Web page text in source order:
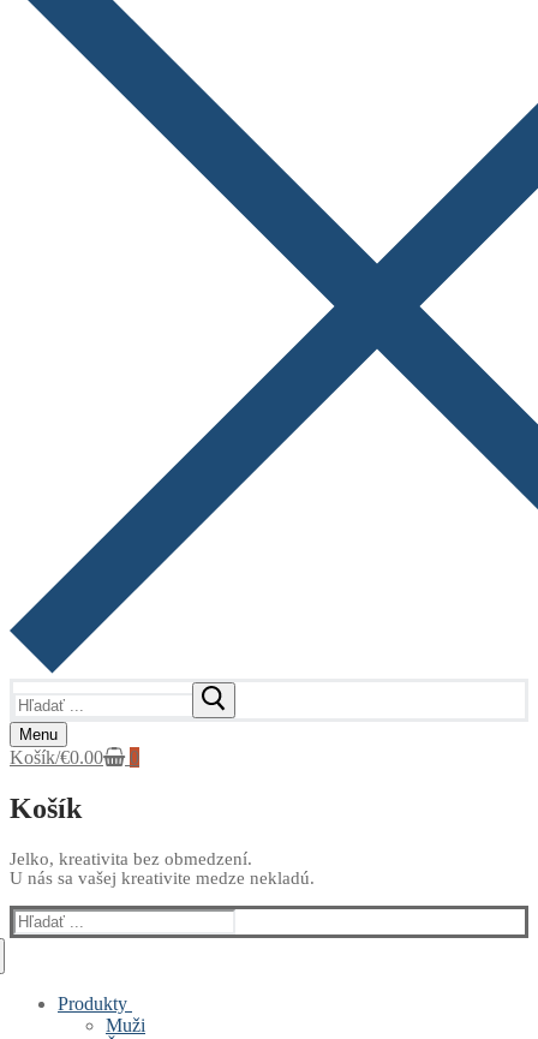
Menu
Košík/€0.00 0
Košík
Jelko, kreativita bez obmedzení.
U nás sa vašej kreativite medze nekladú.
Hľadať:
Produkty
Muži